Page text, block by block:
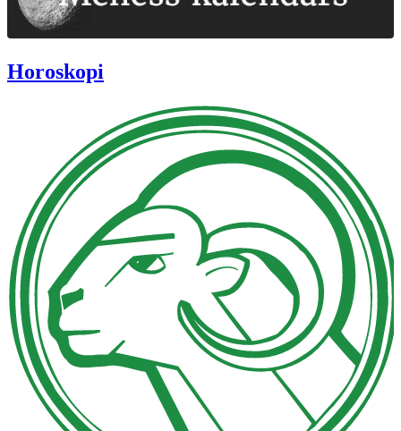
Horoskopi